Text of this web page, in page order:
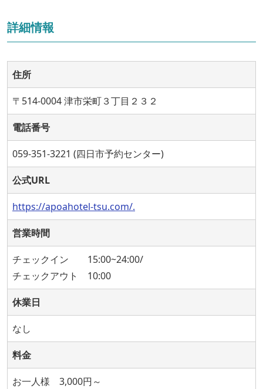
詳細情報
住所
〒514-0004 津市栄町３丁目２３２
電話番号
059-351-3221 (四日市予約センター)
公式URL
https://apoahotel-tsu.com/.
営業時間
チェックイン 15:00~24:00/
チェックアウト 10:00
休業日
なし
料金
お一人様 3,000円～